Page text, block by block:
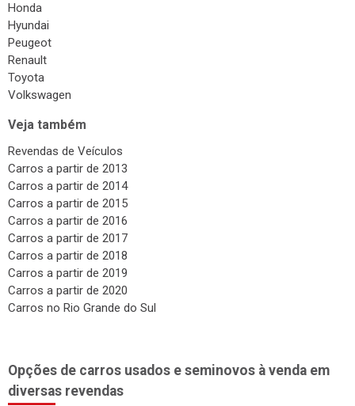
Honda
Hyundai
Peugeot
Renault
Toyota
Volkswagen
Veja também
Revendas de Veículos
Carros a partir de 2013
Carros a partir de 2014
Carros a partir de 2015
Carros a partir de 2016
Carros a partir de 2017
Carros a partir de 2018
Carros a partir de 2019
Carros a partir de 2020
Carros no Rio Grande do Sul
Opções de carros usados e seminovos à venda em
diversas revendas